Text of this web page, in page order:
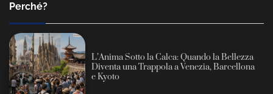
Perché?
L’Anima Sotto la Calca: Quando la Bellezza
Diventa una Trappola a Venezia, Barcellona
e Kyoto